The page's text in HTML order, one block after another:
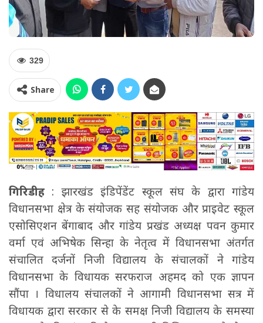
329
Share
गिरिडीह : झारखंड इंडिपेंडेंट स्कूल संघ के द्वारा गांडेय
विधानसभा क्षेत्र के संयोजक सह संयोजक और प्राइवेट स्कूल
एसोसिएशन बेंगाबाद और गांडेय प्रखंड अध्यक्ष पवन कुमार
वर्मा एवं अभिषेक सिन्हा के नेतृत्व में विधानसभा अंतर्गत
संचालित दर्जनों निजी विद्यालय के संचालकों ने गांडेय
विधानसभा के विधायक सरफराज अहमद को एक ज्ञापन
सौंपा । विधालय संचालकों ने आगामी विधानसभा सत्र में
विधायक द्वारा सरकार से के समक्ष निजी विद्यालय के समस्या